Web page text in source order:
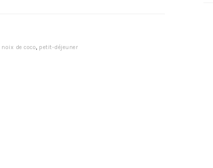
noix de coco, petit-déjeuner